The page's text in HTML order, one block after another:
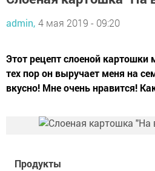
admin, 4 мая 2019 - 09:20
Этот рецепт слоеной картошки
тех пор он выручает меня на
вкусно! Мне очень нравится!
Продукты